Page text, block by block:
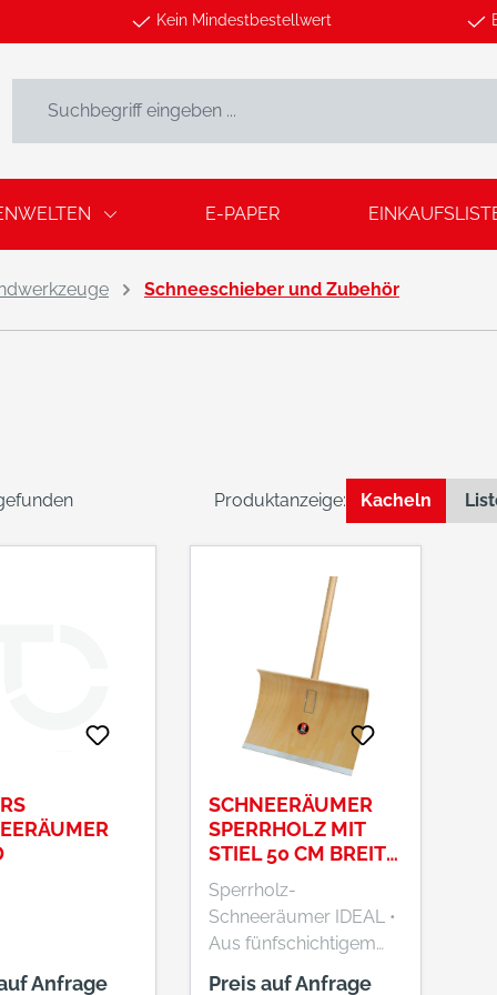
Kein Mindestbestellwert
E-PAPER
Schneeschieber und Zubehör
Produktanzeige: Kacheln
Anfrage
SCHNEERÄUMER
SPERRHOLZ MIT
STIEL 50 CM BREIT
IDEAL
Sperrholz-
Schneeräumer IDEAL •
Aus fünfschichtigem
Sperrholz • Mit
Preis auf Anfrage